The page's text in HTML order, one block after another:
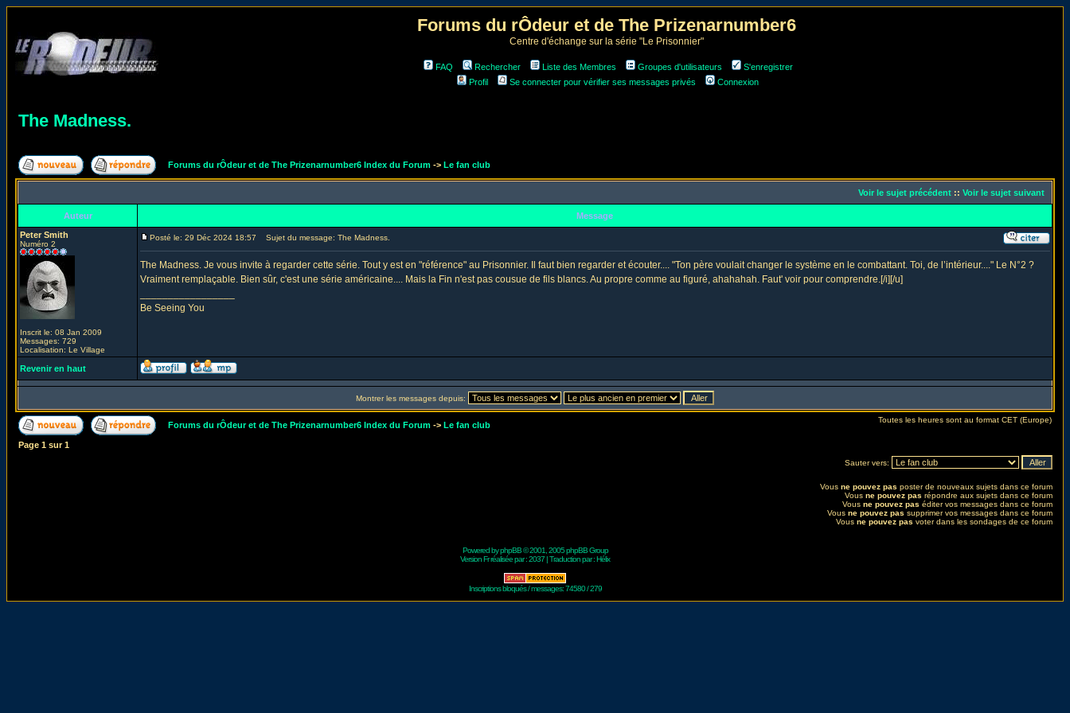
Forums du rÔdeur et de The Prizenarnumber6
Centre d'échange sur la série "Le Prisonnier"
FAQ Rechercher Liste des Membres Groupes d'utilisateurs
S'enregistrer
Profil
Se connecter pour vérifier ses messages privés Connexion
The Madness.
Forums du rÔdeur et de The Prizenarnumber6 Index du Forum -> Le fan club
Voir le sujet précédent :: Voir le sujet suivant
Auteur
Message
Peter Smith
Numéro 2
Inscrit le: 08 Jan 2009
Messages: 729
Localisation: Le Village
Posté le: 29 Déc 2024 18:57 Sujet du message: The Madness.
The Madness. Je vous invite à regarder cette série. Tout y est en "référence" au Prisonnier. Il faut bien regarder et écouter.... "Ton père voulait changer le système en le combattant. Toi, de l’intérieur...." Le N°2 ?
Vraiment remplaçable. Bien sûr, c'est une série américaine.... Mais la Fin n'est pas cousue de fils blancs. Au propre comme au figuré, ahahahah. Faut' voir pour comprendre.[/i][/u]
Be Seeing You
Revenir en haut
Montrer les messages depuis:
Forums du rÔdeur et de The Prizenarnumber6 Index du Forum -> Le fan club
Toutes les heures sont au format CET (Europe)
Page 1 sur1
Sauter vers:
Vous ne pouvez pas poster de nouveaux sujets dans ce forum
Vous ne pouvez pas répondre aux sujets dans ce forum
Vous ne pouvez pas éditer vos messages dans ce forum
Vous ne pouvez pas supprimer vos messages dans ce forum
Vous ne pouvez pas voter dans les sondages de ce forum
Powered byphpBB© 2001, 2005 phpBB Group
Version Fr réalisée par :2037 | Traduction par :Hélix
Inscriptions bloqués / messages: 74580 / 279